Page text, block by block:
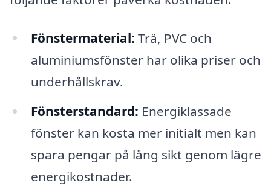
Fönstermaterial: Trä, PVC och
aluminiumsfönster har olika priser och
underhållskrav.
Fönsterstandard: Energiklassade
fönster kan kosta mer initialt men kan
spara pengar på lång sikt genom lägre
energikostnader.